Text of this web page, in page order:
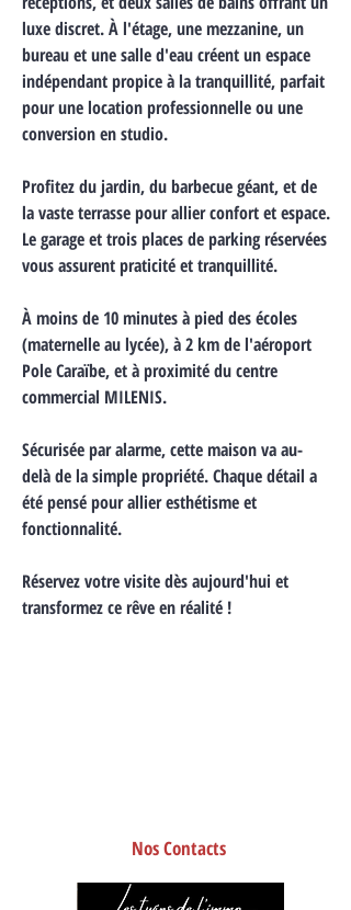
luxe discret. À l'étage, une mezzanine, un
bureau et une salle d'eau créent un espace
indépendant propice à la tranquillité, parfait
pour une location professionnelle ou une
conversion en studio.
Profitez du jardin, du barbecue géant, et de
la vaste terrasse pour allier confort et espace.
Le garage et trois places de parking réservées
vous assurent praticité et tranquillité.
À moins de 10 minutes à pied des écoles
(maternelle au lycée), à 2 km de l'aéroport
Pole Caraïbe, et à proximité du centre
commercial MILENIS.
Sécurisée par alarme, cette maison va au-
delà de la simple propriété. Chaque détail a
été pensé pour allier esthétisme et
fonctionnalité.
Réservez votre visite dès aujourd'hui et
transformez ce rêve en réalité !
Nos Contacts